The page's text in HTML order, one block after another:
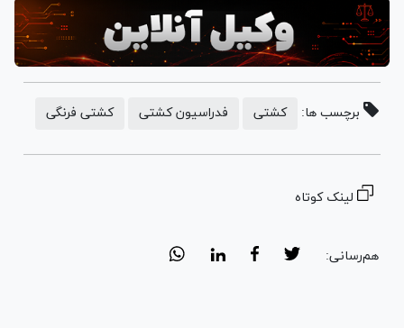
برچسب ها: کشتی فدراسیون کشتی کشتی فرنگی
لینک کوتاه
هم‌رسانی: